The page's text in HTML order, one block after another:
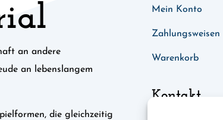
an andere
an lebenslangem
die gleichzeitig
Mein Konto
Zahlungsweisen
Warenkorb
Kontakt